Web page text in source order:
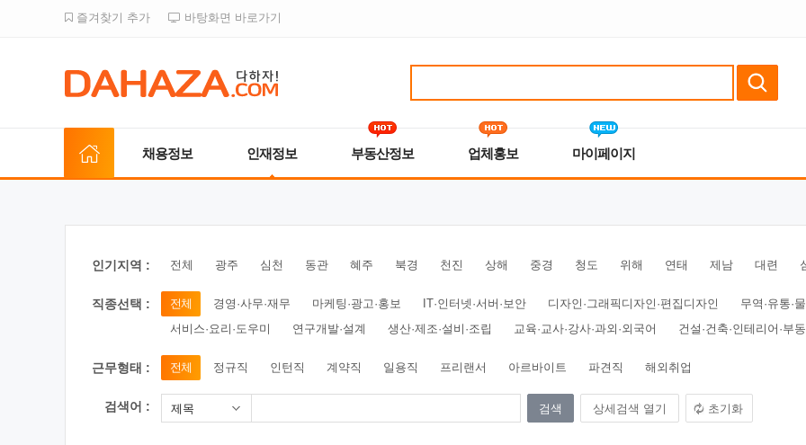
즐겨찾기 추가 바탕화면 바로가기
채용정보 인재정보 부동산정보 업체홍보 마이페이지
인기지역 : 전체 광주 심천 동관 혜주 북경 천진 상해 중경 청도 위해 연태 제남 대련
직종선택 : 전체 경영·사무·재무 마케팅·광고·홍보 IT·인터넷·서버·보안 디자인·그래픽디자인·편집디자인
무역·유통·
서비스·요리·도우미
연구개발·설계 생산·제조·설비·조립 교육·교사·강사·과외·외국어 건설·건축·인테리어·부
근무형태 : 전체 정규직 인턴직 계약직 일용직 프리랜서 아르바이트 파견직 해외취업
검색어 : 제목 상세검색 열기 초기화